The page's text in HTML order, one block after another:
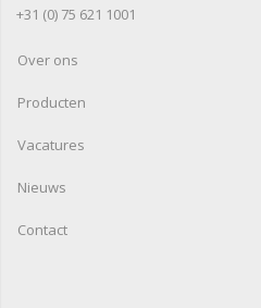
+31 (0) 75 621 1001
Over ons
Producten
Vacatures
Nieuws
Contact